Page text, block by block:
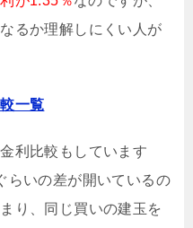
るか理解しにくい人が
一覧
利比較もしています
らいの差が開いているの
り、同じ買いの建玉を